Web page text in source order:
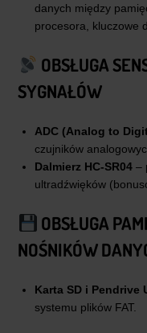
danych między
procesora, kluczowe
OBSŁUGA
SYGNAŁÓW
ADC (Analog to
czujników
Dalmierz HC-SR04 –
ultradźwięków
OBSŁUGA
NOŚNIKÓW
Karta SD i Pendrive
systemu plików FAT.